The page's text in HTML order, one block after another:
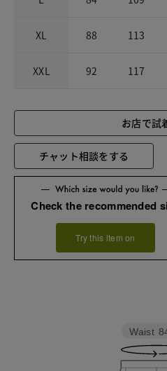
XL 88 113
XXL 92 117
お店で試
チャット相談をする
Check the recommended
Try this item on
Waist